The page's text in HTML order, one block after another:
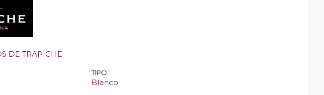
DE TRAPICHE
TIPO
Blanco